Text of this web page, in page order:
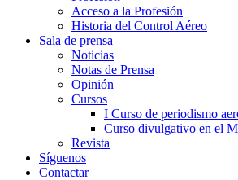
Acceso a la Profesión
Historia del Control Aéreo
Sala de prensa
Noticias
Notas de Prensa
Opinión
Cursos
I Curso de periodismo
Curso divulgativo en el
Revista
Síguenos
Contactar